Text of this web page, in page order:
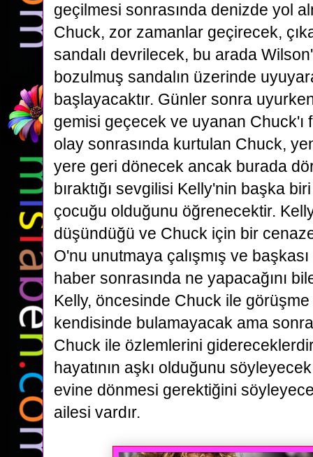
geçilmesi sonrasında denizde yol
Chuck, zor zamanlar geçirecek,
sandalı devrilecek, bu arada
bozulmuş sandalın üzerinde
başlayacaktır. Günler sonra
gemisi geçecek ve uyanan Chuck'ı
olay sonrasında kurtulan Chuck,
yere geri dönecek ancak burada
bıraktığı sevgilisi Kelly'nin başka
çocuğu olduğunu öğrenecektir.
düşündüğü ve Chuck için bir
O'nu unutmaya çalışmış ve
haber sonrasında ne yapacağını
Kelly, öncesinde Chuck ile
kendisinde bulamayacak ama
Chuck ile özlemlerini
hayatının aşkı olduğunu
evine dönmesi gerektiğini
ailesi vardır.